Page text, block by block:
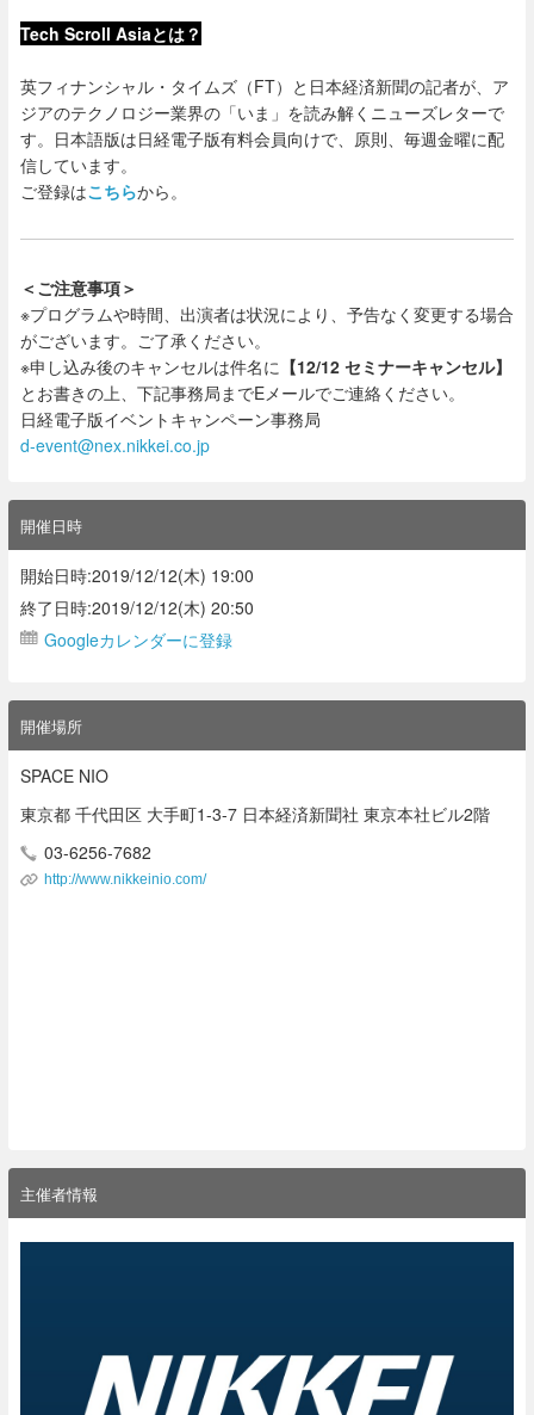
Tech Scroll Asiaとは？
英フィナンシャル・タイムズ（FT）と日本経済新聞の記者が、ア
ジアのテクノロジー業界の「いま」を読み解くニューズレターで
す。日本語版は日経電子版有料会員向けで、 原則、毎週金曜に配
信しています。
ご登録はこちらから。
＜ご注意事項＞
※プログラムや時間、出演者は状況により、予告なく変更する場合
がございます。ご了承ください。
※申し込み後のキャンセルは件名に 【12/12 セミナーキャンセル】
とお書きの上、下記事務局までEメールでご連絡ください。
日経電子版イベントキャンペーン事務局
d-event@nex.nikkei.co.jp
開催日時
開始日時:2019/12/12(木) 19:00
終了日時:2019/12/12(木) 20:50
Googleカレンダーに登録
開催場所
SPACE NIO
東京都 千代田区 大手町1-3-7 日本経済新聞社 東京本社ビル2階
03-6256-7682
主催者情報